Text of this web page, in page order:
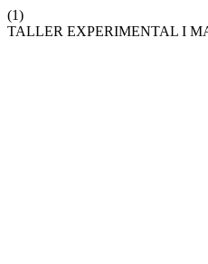
(1)
TALLER EXPERIMENTAL I